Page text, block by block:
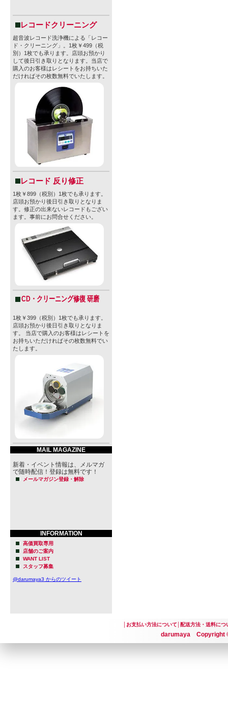
レコードクリーニング
超音波レコード洗浄機による「レコー
ド・クリーニング」。1枚￥499（税
別）1枚でも承ります。店頭お預かり
して後日引き取りとなります。当店で
購入のお客様はレシートをお持ちいた
だければその枚数無料でいたします。
レコード 反り修正
1枚￥899（税別）1枚でも承ります。
店頭お預かり後日引き取りとなりま
す。修正の出来ないレコードもござい
ます。事前にお問合せください。
CD・クリーニング修復 研磨
1枚￥399（税別）1枚でも承ります。
店頭お預かり後日引き取りとなりま
す。 当店で購入のお客様はレシートを
お持ちいただければその枚数無料でい
たします。
MAIL MAGAZINE
新着・イベント情報は、メルマガ
で随時配信！登録は無料です！
メールマガジン登録・解除
INFORMATION
高価買取専用
店舗のご案内
WANT LIST
スタッフ募集
@darumaya3 からのツイート
お支払い方法について│ 配送方法・送料につ
darumaya Copyright